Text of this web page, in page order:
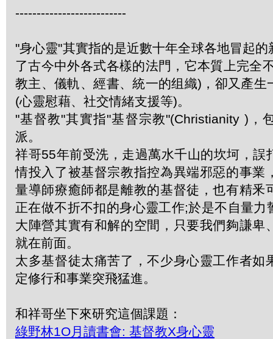
--------------------------
"身心靈"其實指的是近數十年全球各地冒起
了古今中外各式各樣的法門，它本質上完全
教主、儀軌、經書、統一的组織)，卻又產生
(心靈慰藉、社交情緒支援等)。
"基督教"其實指"基督宗教"(Christianity )，
派。
祥哥55年前受洗，走過萬水千山的坎坷，誤
情投入了被基督宗教指控為異端邪惡的事業
量導師療癒師都是離教的基督徒，也有精釆
正在做不折不扣的身心靈工作;於是不自量力
大陣營其實有和解的空間，只要我們夠謙卑
就在前面。
太多基督徒太痛苦了，不少身心靈工作者如
定修行和事業突飛猛進。
和祥哥坐下來研究這個課題：
綠野林1O月讀書會: 基督教X身心靈